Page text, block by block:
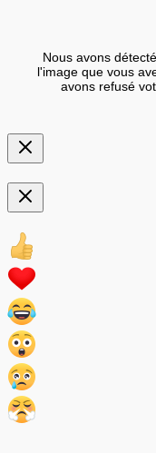
Nous avons
l'image que vous
avons refusé